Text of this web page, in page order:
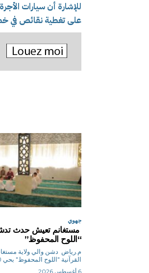
للإشارة أن سيارات
على تغطية نقائص في
جهوي
مستغانم تعيش حدث
“اللوح المحفوظ”
م.رياض دشن والي ولاية
القرآنية "اللوح المحفوظ" بحي 400 مسكن ببلدية...
6 أغسطس 2026